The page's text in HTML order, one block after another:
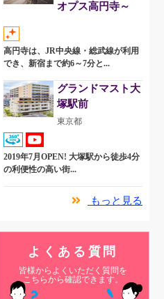
オプス高円寺～
高円寺は、JR中央線・総武線が利用
でき、新宿まで約6～7分と...
グランドマスト大
塚駅前
東京都
2019年7月OPEN! 大塚駅から徒歩4分
の利便性の高い街...
もっと見る
よくある質問
皆様からよくいただく質問を
こちらから確認できます。